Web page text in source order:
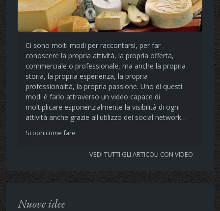
Ci sono molti modi per raccontarsi, per far
conoscere la propria attività, la propria offerta,
commerciale o professionale, ma anche la propria
storia, la propria esperienza, la propria
professionalità, la propria passione. Uno di questi
modi è farlo attraverso un video capace di
moltiplicare esponenzialmente la visibilità di ogni
attività anche grazie all'utilizzo dei social network…
Scopri come fare
VEDI TUTTI GLI ARTICOLI CON VIDEO
Nuove idee